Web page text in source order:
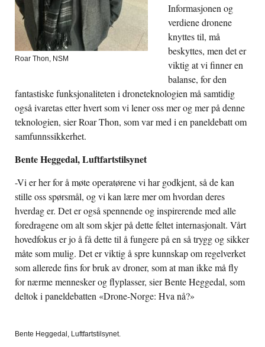
Roar Thon, NSM
Informasjonen og
verdiene dronene
knyttes til, må
beskyttes, men det er
viktig at vi finner en
balanse, for den
fantastiske funksjonaliteten i droneteknologien må samtidig
også ivaretas etter hvert som vi lener oss mer og mer på denne
teknologien, sier Roar Thon, som var med i en paneldebatt om
samfunnssikkerhet.
Bente Heggedal, Luftfartstilsynet
-Vi er her for å møte operatørene vi har godkjent, så de kan
stille oss spørsmål, og vi kan lære mer om hvordan deres
hverdag er. Det er også spennende og inspirerende med alle
foredragene om alt som skjer på dette feltet internasjonalt. Vårt
hovedfokus er jo å få dette til å fungere på en så trygg og sikker
måte som mulig. Det er viktig å spre kunnskap om regelverket
som allerede fins for bruk av droner, som at man ikke må fly
for nærme mennesker og flyplasser, sier Bente Heggedal, som
deltok i paneldebatten «Drone-Norge: Hva nå?»
Bente Heggedal, Luftfartstilsynet.